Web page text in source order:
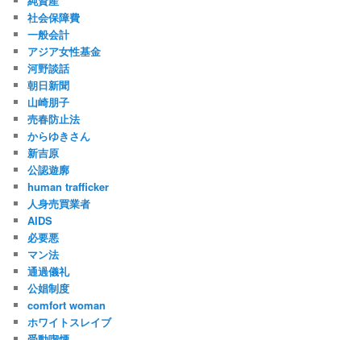
社会保障費
一般会計
アジア女性基金
河野談話
朝日新聞
山崎朋子
売春防止法
からゆきさん
新吉原
公認遊廓
human trafficker
人身売買業者
AIDS
必要悪
マン法
通過儀礼
公娼制度
comfort woman
ホワイトスレイブ